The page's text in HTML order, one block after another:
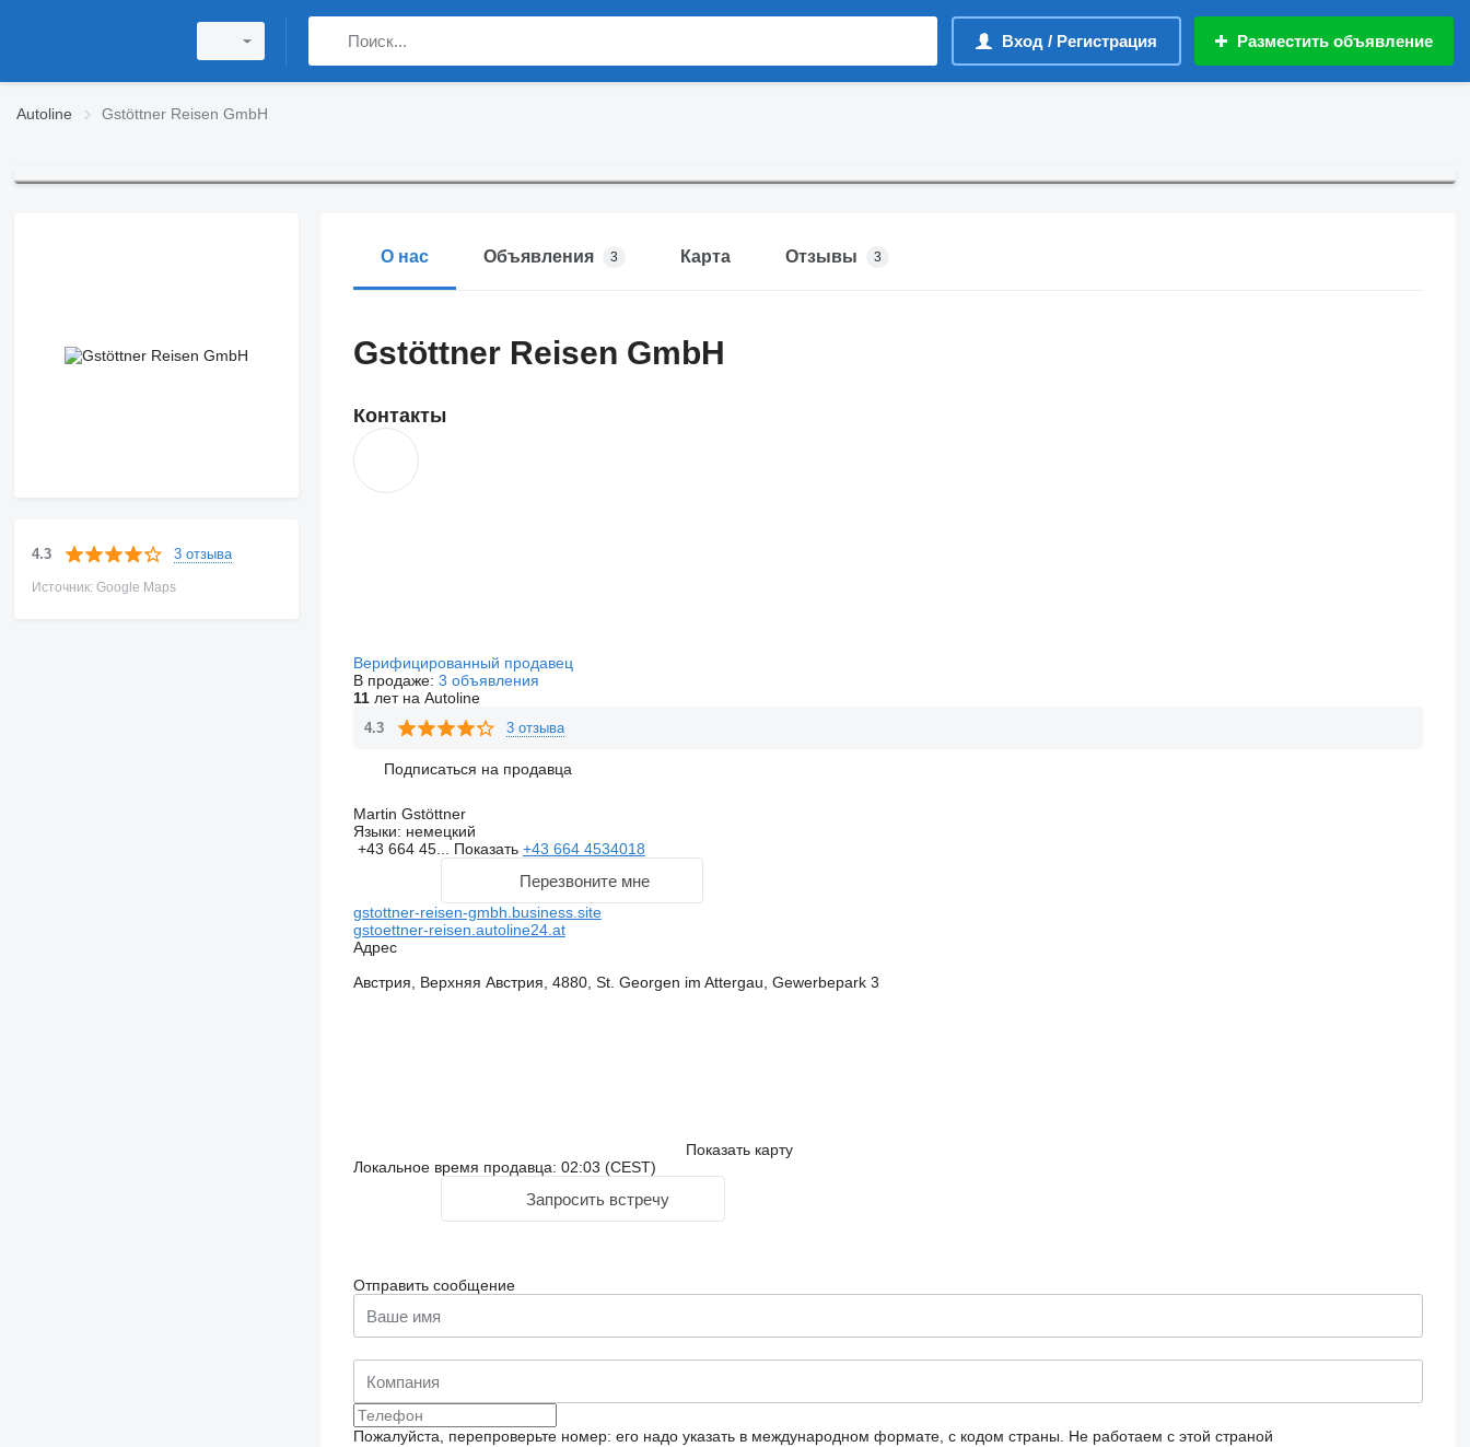
Вход / Регистрация Разместить объявление
Autoline Gstöttner Reisen GmbH
4.3 3 отзыва
Источник: Google Maps
О нас Объявления 3 Карта Отзывы 3
Gstöttner Reisen GmbH
Контакты
Верифицированный продавец
В продаже: 3 объявления
11лет на Autoline
4.3 3 отзыва
Подписаться на продавца
Martin Gstöttner
Языки: немецкий
+43 664 45... Показать +43 664 4534018
Перезвоните мне
gstottner-reisen-gmbh.business.site
gstoettner-reisen.autoline24.at
Адрес
Австрия, Верхняя Австрия, 4880, St. Georgen im Attergau, Gewerbepark 3
Показать карту
Локальное время продавца: 02:03 (CEST)
Запросить встречу
Отправить сообщение
Пожалуйста, перепроверьте номер: его надо указать в международном формате, с кодом страны. Не работаем с этой страной